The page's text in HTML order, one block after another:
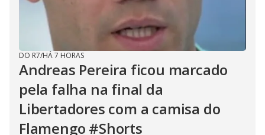
DO R7/HÁ 7 HORAS
Andreas Pereira ficou marcado
pela falha na final da
Libertadores com a camisa do
Flamengo #Shorts